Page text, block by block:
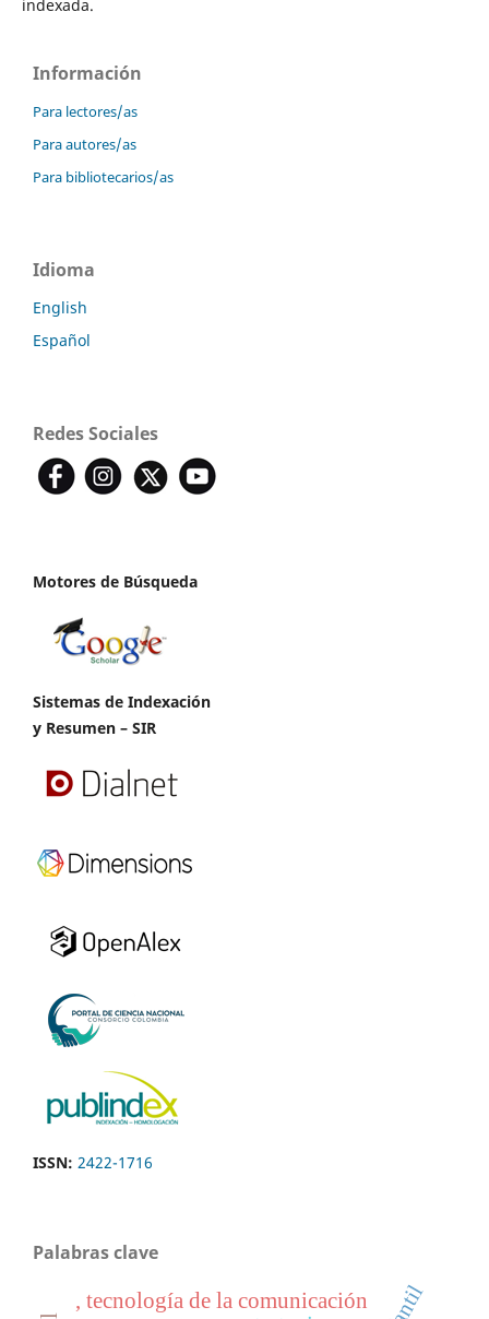
indexada.
Información
Para lectores/as
Para autores/as
Para bibliotecarios/as
Idioma
English
Español
Redes Sociales
Motores de Búsqueda
Sistemas de Indexación
y Resumen – SIR
ISSN: 2422-1716
Palabras clave
, tecnología de la comunicación